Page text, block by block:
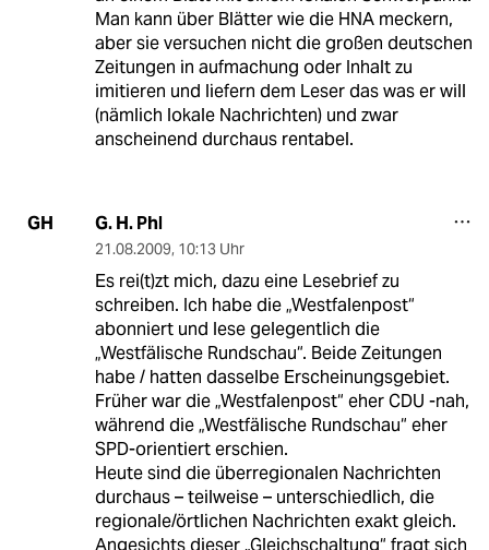
Man kann über Blätter wie die HNA meckern,
aber sie versuchen nicht die großen deutschen
Zeitungen in aufmachung oder Inhalt zu
imitieren und liefern dem Leser das was er will
(nämlich lokale Nachrichten) und zwar
anscheinend durchaus rentabel.
GH G. H. Phl
21.08.2009, 10:13 Uhr
Es rei(t)zt mich, dazu eine Lesebrief zu
schreiben. Ich habe die „Westfalenpost“
abonniert und lese gelegentlich die
„Westfälische Rundschau“. Beide Zeitungen
habe / hatten dasselbe Erscheinungsgebiet.
Früher war die „Westfalenpost“ eher CDU -nah,
während die „Westfälische Rundschau“ eher
SPD-orientiert erschien.
Heute sind die überregionalen Nachrichten
durchaus – teilweise – unterschiedlich, die
regionale/örtlichen Nachrichten exakt gleich.
Angesichts dieser „Gleichschaltung“ fragt sich